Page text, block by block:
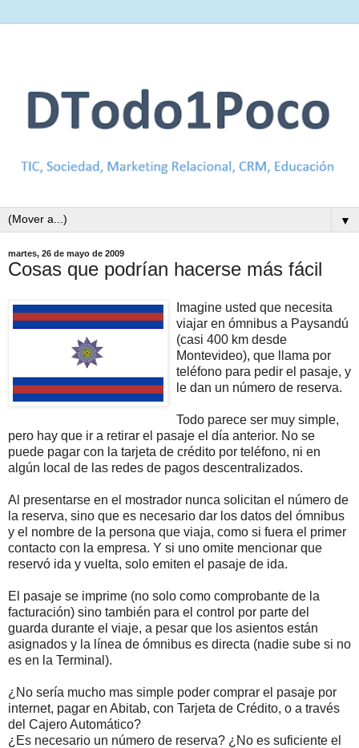
▼
martes, 26 de mayo de 2009
Cosas que podrían hacerse más fácil
Imagine usted que necesita
viajar en ómnibus a Paysandú
(casi 400 km desde
Montevideo), que llama por
teléfono para pedir el pasaje, y
le dan un número de reserva.
Todo parece ser muy simple,
pero hay que ir a retirar el pasaje el día anterior. No se
puede pagar con la tarjeta de crédito por teléfono, ni en
algún local de las redes de pagos descentralizados.
Al presentarse en el mostrador nunca solicitan el número de
la reserva, sino que es necesario dar los datos del ómnibus
y el nombre de la persona que viaja, como si fuera el primer
contacto con la empresa. Y si uno omite mencionar que
reservó ida y vuelta, solo emiten el pasaje de ida.
El pasaje se imprime (no solo como comprobante de la
facturación) sino también para el control por parte del
guarda durante el viaje, a pesar que los asientos están
asignados y la línea de ómnibus es directa (nadie sube si no
es en la Terminal).
¿No sería mucho mas simple poder comprar el pasaje por
internet, pagar en Abitab, con Tarjeta de Crédito, o a través
del Cajero Automático?
¿Es necesario un número de reserva? ¿No es suficiente el